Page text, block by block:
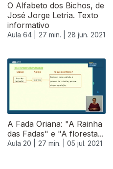
O Alfabeto dos Bichos, de
José Jorge Letria. Texto
informativo
Aula 64 | 27 min. | 28 jun. 2021
A Fada Oriana: "A Rainha
das Fadas" e "A floresta...
Aula 20 | 27 min. | 05 jul. 2021
556035